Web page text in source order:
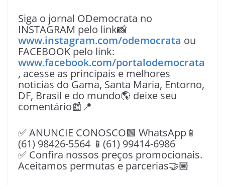
Siga o jornal ODemocrata no
INSTAGRAM pelo link📸
www.instagram.com/odemocrata ou
FACEBOOK pelo link:
www.facebook.com/portalodemocrata
, acesse as principais e melhores
noticias do Gama, Santa Maria, Entorno,
DF, Brasil e do mundo🌎 deixe seu
comentário📰📍
✅ ANUNCIE CONOSCO🟩 WhatsApp📱
(61) 98426-5564 📱(61) 99414-6986
✅ Confira nossos preços promocionais.
Aceitamos permutas e parcerias🤝🏽